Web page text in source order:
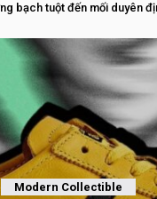
bạch tuột đến mối duyên
Modern Collectible